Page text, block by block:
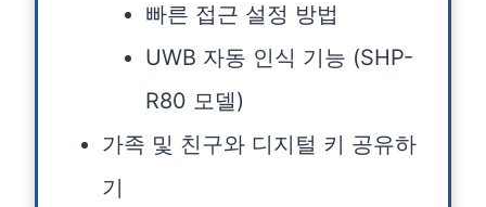
빠른 접근 설정 방법
UWB 자동 인식 기능 (SHP-
R80 모델)
가족 및 친구와 디지털 키 공유하
기